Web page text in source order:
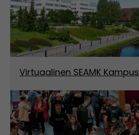
Virtuaalinen SEAMK Kampus